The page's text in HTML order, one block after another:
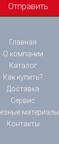
Главная
О компании
Каталог
Как купить?
Доставка
Сервис
материалы
Контакты